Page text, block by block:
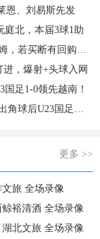
恩、刘易斯先发
庭北，本届3球1助
买断有回购条款
，爆射+头球入网
足1-0领先越南！
后U23国足破门
更多 >>
文旅 全场录像
裕清酒 全场录像
北文旅 全场录像